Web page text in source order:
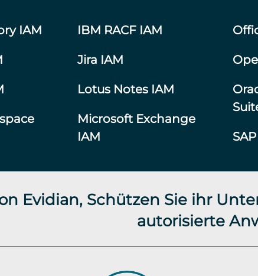
IAM
IBM RACF IAM
Jira IAM
Lotus Notes IAM
Microsoft Exchange
IAM
Evidian, Schützen Sie ihr
autorisierte